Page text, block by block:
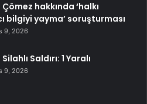
hakkında ‘halkı
bilgiyi yayma’ soruşturması
9, 2026
Saldırı: 1 Yaralı
9, 2026